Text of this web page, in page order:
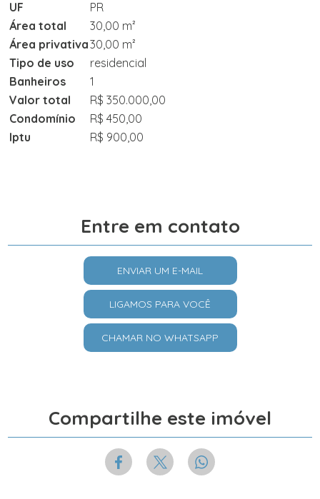
UF
PR
Área total
30,00 m²
Área privativa30,00 m²
Tipo de uso
residencial
Banheiros
1
Valor total
R$ 350.000,00
Condomínio
R$ 450,00
Iptu
R$ 900,00
Entre em contato
ENVIAR UM E-MAIL
LIGAMOS PARA VOCÊ
CHAMAR NO WHATSAPP
Compartilhe este imóvel